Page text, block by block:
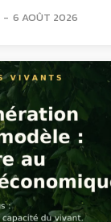
- 6 AOÛT 2026